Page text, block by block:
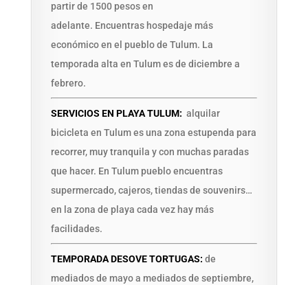
partir de 1500 pesos en
adelante. Encuentras hospedaje más
económico en el pueblo de Tulum. La
temporada alta en Tulum es de diciembre a
febrero.
SERVICIOS EN PLAYA TULUM: alquilar
bicicleta en Tulum es una zona estupenda para
recorrer, muy tranquila y con muchas paradas
que hacer. En Tulum pueblo encuentras
supermercado, cajeros, tiendas de souvenirs…
en la zona de playa cada vez hay más
facilidades.
TEMPORADA DESOVE TORTUGAS: de
mediados de mayo a mediados de septiembre,